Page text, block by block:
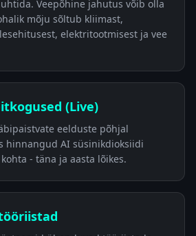
Veepõhine jahutus võib olla
mõju sõltub kliimast,
elektritootmisest ja vee
(Live)
eelduste põhjal
hinnangud AI süsinikdioksiidi
- täna ja aasta lõikes.